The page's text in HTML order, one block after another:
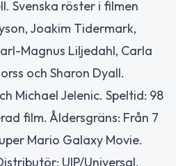
Svenska röster i filmen
Joakim Tidermark,
Magnus Liljedahl, Carla
och Sharon Dyall.
Michael Jelenic. Speltid: 98
film. Åldersgräns: Från 7
Mario Galaxy Movie.
UIP/Universal.